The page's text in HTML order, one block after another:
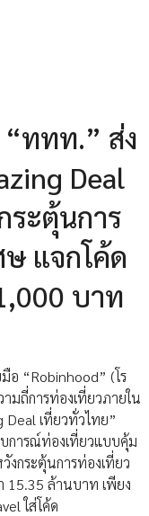
ททท.” ส่ง
Deal
ระตุ้นการ
แจกโค้ด
บาท
อ “Robinhood” (โร
มถี่การท่องเที่ยวภายใน
Deal เที่ยวทั่วไทย”
การณ์ท่องเที่ยวแบบคุ้ม
งกระตุ้นการท่องเที่ยว
15.35 ล้านบาท เพียง
ใส่โค้ด